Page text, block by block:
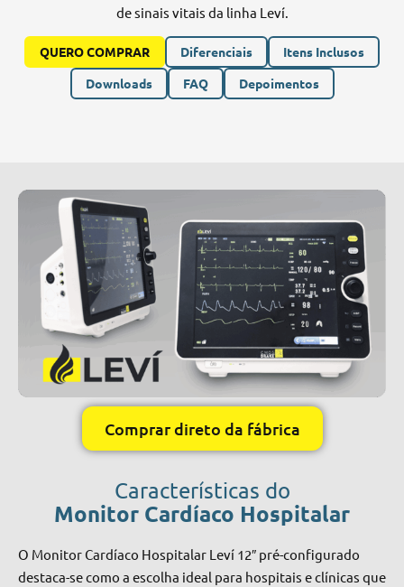
de sinais vitais da linha Leví.
QUERO COMPRAR Diferenciais
Itens Inclusos
Downloads
FAQ Depoimentos
Comprar direto da fábrica
Características do
Monitor Cardíaco Hospitalar
O Monitor Cardíaco Hospitalar Leví 12″ pré-configurado
destaca-se como a escolha ideal para hospitais e clínicas que